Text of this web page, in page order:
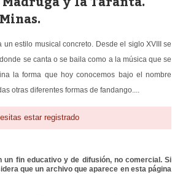
un estilo musical concreto. Desde el siglo XVIII se
se canta o se baila como a la música que se
la forma que hoy conocemos bajo el nombre
otras diferentes formas de fandango....
estar registrado
fin educativo y de difusión, no comercial. Si
que un archivo que aparece en esta página